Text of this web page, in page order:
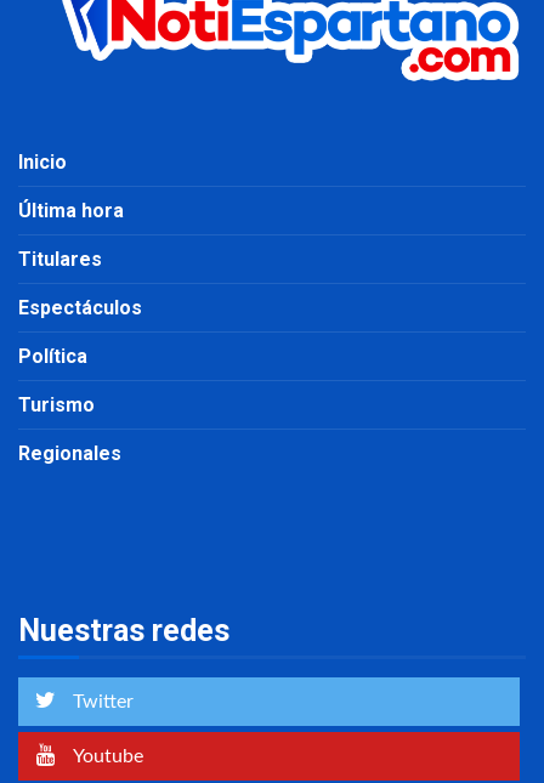
Inicio
Última hora
Titulares
Espectáculos
Política
Turismo
Regionales
Nuestras redes
Twitter
Youtube